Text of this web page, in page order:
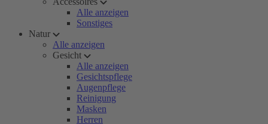
Alle anzeigen
Sonstiges
Natur
Alle anzeigen
Gesicht
Alle anzeigen
Gesichtspflege
Augenpflege
Reinigung
Masken
Herren